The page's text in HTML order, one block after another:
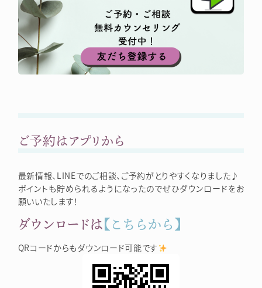
ご予約はアプリから
最新情報、LINEでのご相談、ご予約がとりやすくなりました♪
ポイントも貯められるようになったのでぜひダウンロードをお
願いいたします！
ダウンロードは【こちらから】
QRコードからもダウンロード可能です